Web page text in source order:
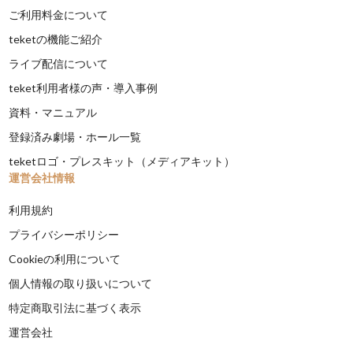
ご利用料金について
teketの機能ご紹介
ライブ配信について
teket利用者様の声・導入事例
資料・マニュアル
登録済み劇場・ホール一覧
teketロゴ・プレスキット（メディアキット）
運営会社情報
利用規約
プライバシーポリシー
Cookieの利用について
個人情報の取り扱いについて
特定商取引法に基づく表示
運営会社